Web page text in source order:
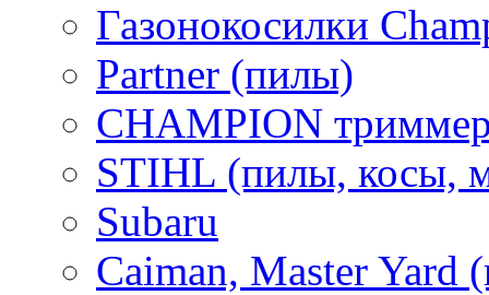
Газонокосилки
Partner (пилы)
CHAMPION
STIHL (пилы, косы,
Subaru
Caiman, Master Yard